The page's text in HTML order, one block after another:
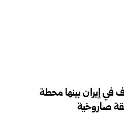
إيران بينها محطة
صاروخية